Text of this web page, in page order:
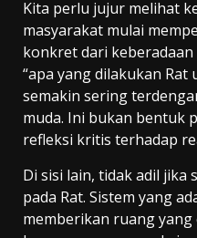
Kita perlu jujur melihat
masyarakat mulai
konkret dari
“apa yang dilakukan
semakin sering
muda. Ini bukan bentuk
refleksi kritis terhadap
Di sisi lain, tidak adil jika
pada Rat. Sistem yang
memberikan ruang